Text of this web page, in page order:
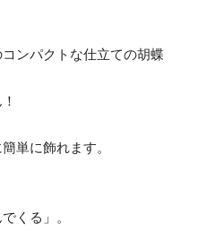
ンパクトな仕立ての胡蝶
単に飾れます。
くる」。